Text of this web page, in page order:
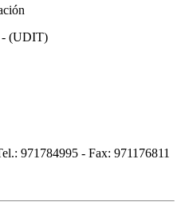
- (UDIT)
971784995 - Fax: 971176811